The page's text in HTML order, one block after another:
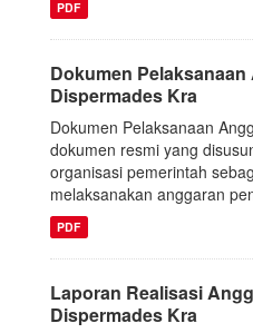
PDF
Dokumen Pelaksanaan
Dispermades Kra
Dokumen Pelaksanaan
dokumen resmi yang
organisasi pemerintah
melaksanakan anggaran
PDF
Laporan Realisasi
Dispermades Kra